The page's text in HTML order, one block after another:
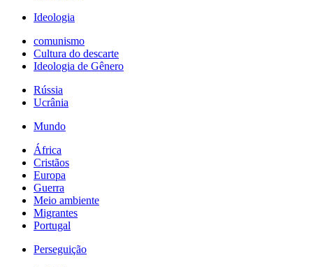
Ideologia
comunismo
Cultura do descarte
Ideologia de Gênero
Rússia
Ucrânia
Mundo
África
Cristãos
Europa
Guerra
Meio ambiente
Migrantes
Portugal
Perseguição